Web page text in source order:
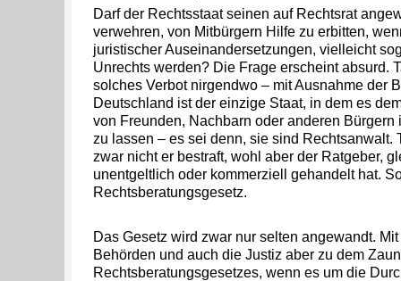
Darf der Rechtsstaat seinen auf Rechtsrat
verwehren, von Mitbürgern Hilfe zu erbitten,
juristischer Auseinandersetzungen, vielleicht
Unrechts werden? Die Frage erscheint absurd.
solches Verbot nirgendwo – mit Ausnahme der
Deutschland ist der einzige Staat, in dem es
von Freunden, Nachbarn oder anderen Bürgern
zu lassen – es sei denn, sie sind Rechtsanwalt.
zwar nicht er bestraft, wohl aber der Ratgeber,
unentgeltlich oder kommerziell gehandelt hat.
Rechtsberatungsgesetz.
Das Gesetz wird zwar nur selten angewandt.
Behörden und auch die Justiz aber zu dem
Rechtsberatungsgesetzes, wenn es um die